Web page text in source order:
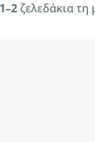
1–2 ζελεδάκια τη